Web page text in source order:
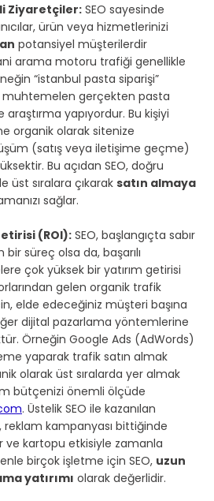
Ziyaretçiler: SEO sayesinde
ürün veya hizmetlerinizi
potansiyel müşterilerdir
arama motoru trafiği genellikle
“istanbul pasta siparişi”
muhtemelen gerçekten pasta
yapıyordur. Bu kişiyi
organik olarak sitenize
(satış veya iletişime geçme)
Bu açıdan SEO, doğru
üst sıralara çıkarak satın almaya
sağlar.
(ROI): SEO, başlangıçta sabır
süreç olsa da, başarılı
çok yüksek bir yatırım getirisi
gelen organik trafik
elde edeceğiniz müşteri başına
dijital pazarlama yöntemlerine
Örneğin Google Ads (AdWords)
yaparak trafik satın almak
olarak üst sıralarda yer almak
bütçenizi önemli ölçüde
. Üstelik SEO ile kazanılan
reklam kampanyası bittiğinde
ve kartopu etkisiyle zamanla
birçok işletme için SEO, uzun
yatırımı olarak değerlidir.